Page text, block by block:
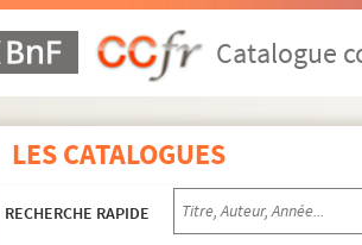
Catalogue
LES CATALOGUES
RECHERCHE RAPIDE